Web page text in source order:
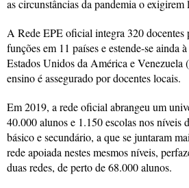
as circunstâncias da pandemia o exigirem
A Rede EPE oficial integra 320 docentes
funções em 11 países e estende-se ainda
Estados Unidos da América e Venezuela
ensino é assegurado por docentes locais.
Em 2019, a rede oficial abrangeu um
40.000 alunos e 1.150 escolas nos níveis
básico e secundário, a que se juntaram
rede apoiada nestes mesmos níveis,
duas redes, de perto de 68.000 alunos.